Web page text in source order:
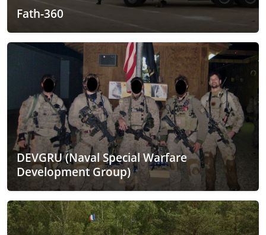
Fath-360
DEVGRU (Naval Special Warfare
Development Group)